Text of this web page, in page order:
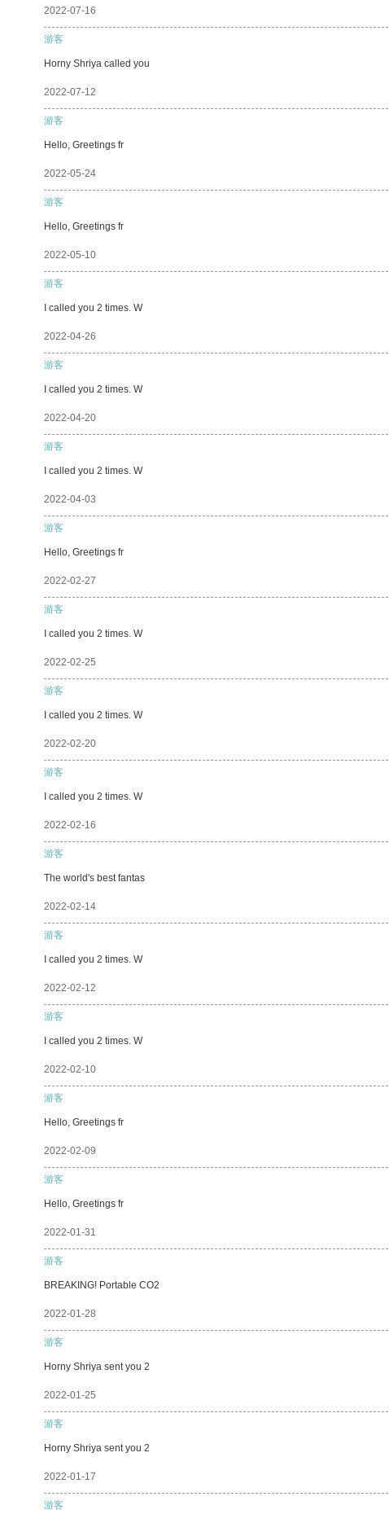
2022-07-16
游客
Horny Shriya called you
2022-07-12
游客
Hello, Greetings fr
2022-05-24
游客
Hello, Greetings fr
2022-05-10
游客
I called you 2 times. W
2022-04-26
游客
I called you 2 times. W
2022-04-20
游客
I called you 2 times. W
2022-04-03
游客
Hello, Greetings fr
2022-02-27
游客
I called you 2 times. W
2022-02-25
游客
I called you 2 times. W
2022-02-20
游客
I called you 2 times. W
2022-02-16
游客
The world's best fantas
2022-02-14
游客
I called you 2 times. W
2022-02-12
游客
I called you 2 times. W
2022-02-10
游客
Hello, Greetings fr
2022-02-09
游客
Hello, Greetings fr
2022-01-31
游客
BREAKING! Portable CO2
2022-01-28
游客
Horny Shriya sent you 2
2022-01-25
游客
Horny Shriya sent you 2
2022-01-17
游客